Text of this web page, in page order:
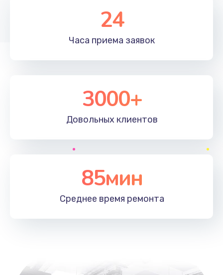
24
Часа приема заявок
3000+
Довольных клиентов
85мин
Среднее время ремонта